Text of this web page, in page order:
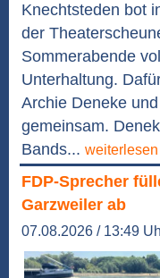
Knechtsteden bot
der
Sommerabende
Unterhaltung.
Archie Deneke
gemeinsam.
Bands... weiterlesen
FDP-Sprecher
Garzweiler ab
07.08.2026 / 13:49